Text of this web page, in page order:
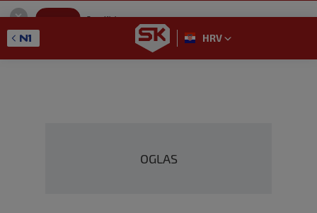
SportKlub
GET - On the Google Play
HRV
OGLAS